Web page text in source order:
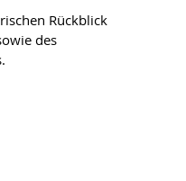
Rückblick
des